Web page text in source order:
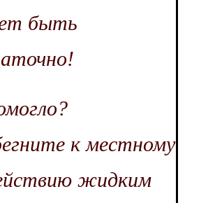
быть
к местному
жидким